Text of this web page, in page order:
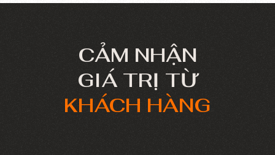
CẢM NHẬN
GIÁ TRỊ TỪ
KHÁCH HÀNG